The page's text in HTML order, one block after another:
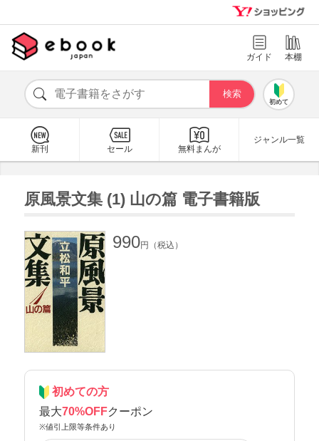
ガイド 本棚
初めて
新刊 セール 無料まんが
ジャンル一覧
原風景文集 (1) 山の篇 電子書籍版
990円（税込）
初めての方
最大70%OFFクーポン
※値引上限等条件あり